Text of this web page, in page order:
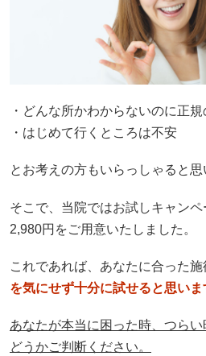
・どんな所かわからないのに正
・はじめて行くところは不安
とお考えの方もいらっしゃると思
そこで、当院ではお試しキャン
2,980円をご用意いたしました。
これであれば、あなたに合った施
を気にせず十分に試せると思いま
あなたが本当に困った時、つら
どうかご判断ください。